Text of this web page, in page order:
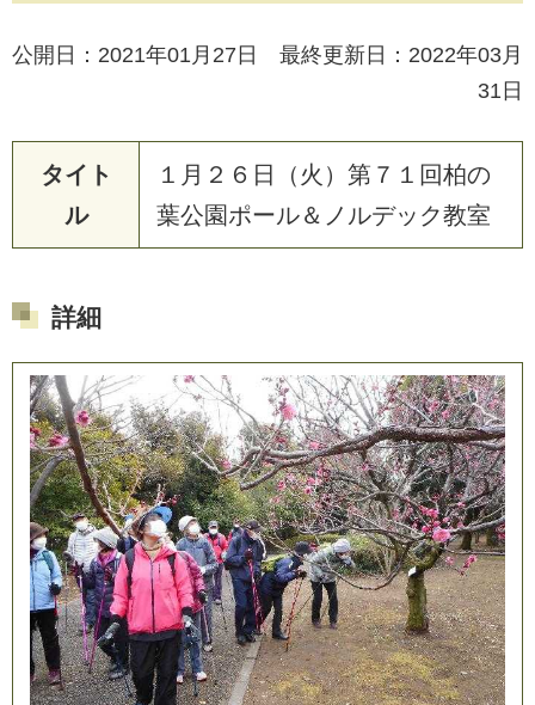
公開日：2021年01月27日 最終更新日：2022年03月
31日
タイト
ル
１ 月 ２ ６ 日 （ 火 ） 第 ７ １ 回柏の
葉公園ポール＆ ノ ルデッ ク教室
詳細